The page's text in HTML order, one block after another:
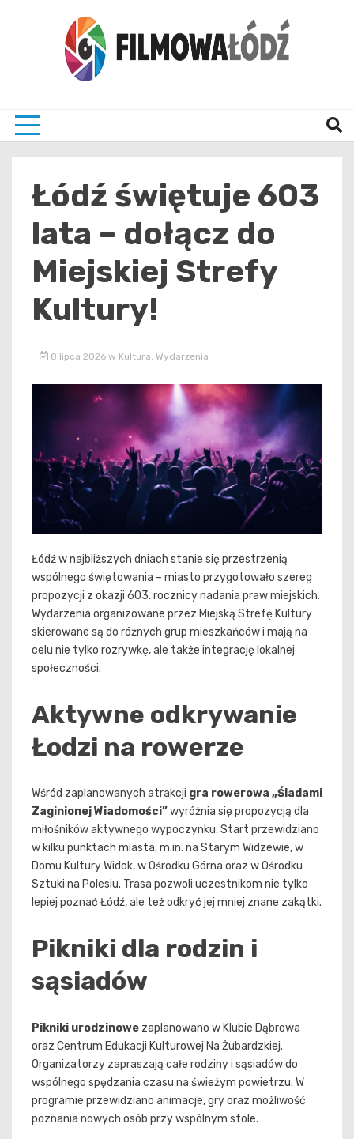
Łódź świętuje 603
lata – dołącz do
Miejskiej Strefy
Kultury!
8 lipca 2026 w Kultura Wydarzenia
Łódź w najbliższych dniach stanie się przestrzenią
wspólnego świętowania – miasto przygotowało szereg
propozycji z okazji 603. rocznicy nadania praw miejskich.
Wydarzenia organizowane przez Miejską Strefę Kultury
skierowane są do różnych grup mieszkańców i mają na
celu nie tylko rozrywkę, ale także integrację lokalnej
społeczności.
Aktywne odkrywanie
Łodzi na rowerze
Wśród zaplanowanych atrakcji gra rowerowa „Śladami
Zaginionej Wiadomości”wyróżnia się propozycją dla
miłośników aktywnego wypoczynku. Start przewidziano
w kilku punktach miasta, m.in. na Starym Widzewie, w
Domu Kultury Widok, w Ośrodku Górna oraz w Ośrodku
Sztuki na Polesiu. Trasa pozwoli uczestnikom nie tylko
lepiej poznać Łódź, ale też odkryć jej mniej znane zakątki.
Pikniki dla rodzin i
sąsiadów
Pikniki urodzinowe zaplanowano w Klubie Dąbrowa
oraz Centrum Edukacji Kulturowej Na Żubardzkiej.
Organizatorzy zapraszają całe rodziny i sąsiadów do
wspólnego spędzania czasu na świeżym powietrzu. W
programie przewidziano animacje, gry oraz możliwość
poznania nowych osób przy wspólnym stole.